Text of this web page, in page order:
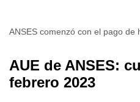
ANSES comenzó con el pago de
AUE de ANSES:
febrero 2023